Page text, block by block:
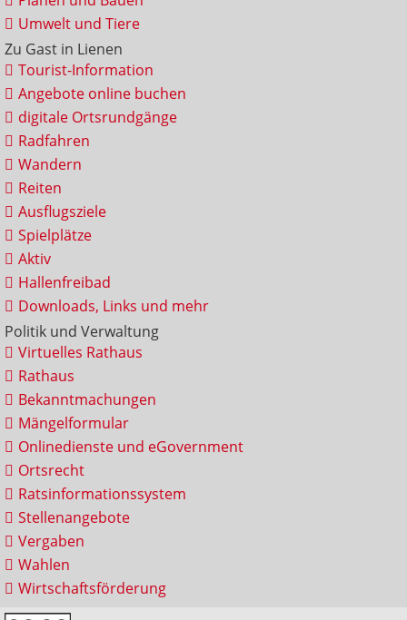
Umwelt und Tiere
Zu Gast in Lienen
Tourist-Information
Angebote online buchen
digitale Ortsrundgänge
Radfahren
Wandern
Reiten
Ausflugsziele
Spielplätze
Aktiv
Hallenfreibad
Downloads, Links und mehr
Politik und Verwaltung
Virtuelles Rathaus
Rathaus
Bekanntmachungen
Mängelformular
Onlinedienste und eGovernment
Ortsrecht
Ratsinformationssystem
Stellenangebote
Vergaben
Wahlen
Wirtschaftsförderung